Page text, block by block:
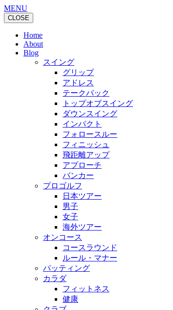
MENU
CLOSE
Home
About
Blog
スイング
グリップ
アドレス
テークバック
トップオブスイング
ダウンスイング
インパクト
フォロースルー
フィニッシュ
飛距離アップ
アプローチ
バンカー
プロゴルフ
日本ツアー
男子
女子
海外ツアー
オンコース
コースラウンド
ルール・マナー
パッティング
カラダ
フィットネス
健康